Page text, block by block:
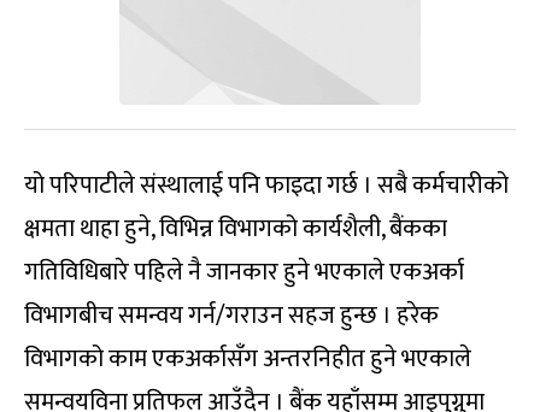
यो परिपाटीले संस्थालाई पनि फाइदा गर्छ । सबै कर्मचारीको
क्षमता थाहा हुने, विभिन्न विभागको कार्यशैली, बैंकका
गतिविधिबारे पहिले नै जानकार हुने भएकाले एकअर्का
विभागबीच समन्वय गर्न/गराउन सहज हुन्छ । हरेक
विभागको काम एकअर्कासँग अन्तरनिहीत हुने भएकाले
समन्वयविना प्रतिफल आउँदैन । बैंक यहाँसम्म आइपुग्नुमा